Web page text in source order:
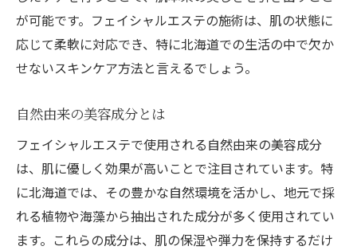
カウンセリングで明確にするべきポイント
初回訪問時に確認すべきこと
効果を実感するための施術頻度
北海道でのエステ体験をより充実させる方法
施術前後のセルフケア方法
エステの効果を持続させる秘訣
施術中にリラックスするためのヒント
トリートメント後の過ごし方
が可能です。フェイシャルエステの施術は、肌の状態に
応じて柔軟に対応でき、特に北海道での生活の中で欠か
せないスキンケア方法と言えるでしょう。
自然由来の美容成分とは
フェイシャルエステで使用される自然由来の美容成分
は、肌に優しく効果が高いことで注目されています。特
に北海道では、その豊かな自然環境を活かし、地元で採
れる植物や海藻から抽出された成分が多く使用されてい
ます。これらの成分は、肌の保湿や弾力を保持するだけ